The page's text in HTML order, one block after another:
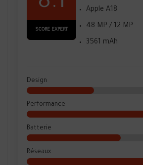
SCORE EXPERT
Apple A18
48 MP / 12 MP
3561 mAh
Design
Performance
Batterie
Réseaux